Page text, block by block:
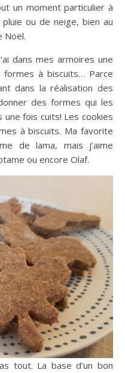
un moment particulier à
ou de neige, bien au
Noël.
dans mes armoires une
à biscuits… Parce
dans la réalisation des
des formes qui les
fois cuits! Les cookies
à biscuits. Ma favorite
de lama, mais j’aime
ou encore Olaf.
tout. La base d’un bon